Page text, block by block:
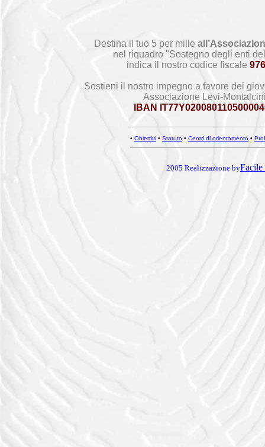
Destina il tuo 5 per mille
nel riquadro "Sostegno degli enti
indica il nostro codice fiscale
Sostieni il nostro impegno a favore dei
Associazione Levi-
IBAN
• Obiettivi • Statuto • Centri di orientamento •
2005 Realizzazione byFacile